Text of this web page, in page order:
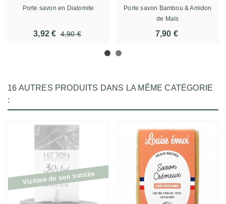
Porte savon en Diatomite
3,92 € 4,90 €
Porte savon Bambou & Amidon
de Maïs
7,90 €
16 AUTRES PRODUITS DANS LA MÊME CATÉGORIE
:
Victime de son succès